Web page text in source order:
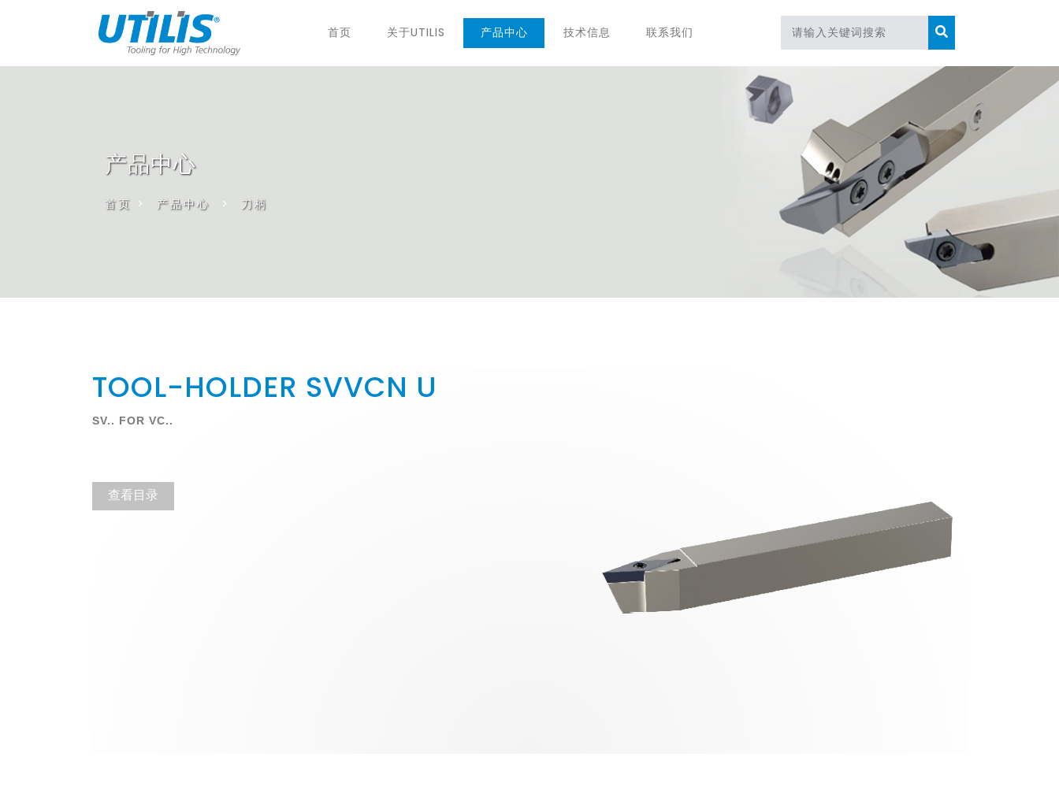
首页 关于UTILIS 产品中心 技术信息 联系我们
产品中心
首页 > 产品中心 > 刀柄
TOOL-HOLDER SVVCN U
SV.. FOR VC..
查看目录